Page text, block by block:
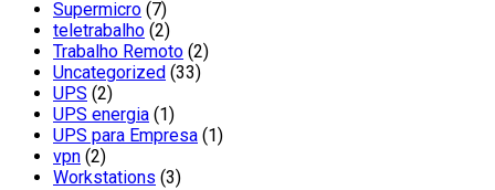
Supermicro (7)
teletrabalho (2)
Trabalho Remoto (2)
Uncategorized (33)
UPS (2)
UPS energia (1)
UPS para Empresa (1)
vpn (2)
Workstations (3)